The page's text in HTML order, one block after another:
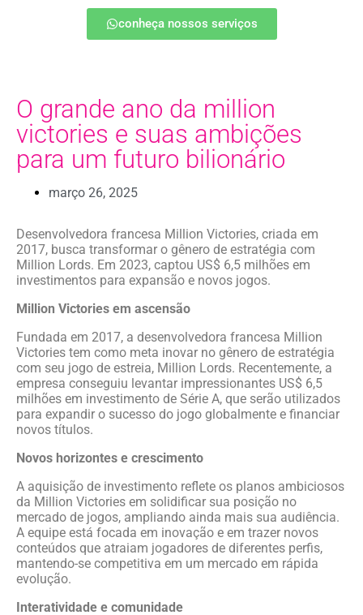
conheça nossos serviços
O grande ano da million
victories e suas ambições
para um futuro bilionário
março 26, 2025
Desenvolvedora francesa Million Victories, criada em
2017, busca transformar o gênero de estratégia com
Million Lords. Em 2023, captou US$ 6,5 milhões em
investimentos para expansão e novos jogos.
Million Victories em ascensão
Fundada em 2017, a desenvolvedora francesa Million
Victories tem como meta inovar no gênero de estratégia
com seu jogo de estreia, Million Lords. Recentemente, a
empresa conseguiu levantar impressionantes US$ 6,5
milhões em investimento de Série A, que serão utilizados
para expandir o sucesso do jogo globalmente e financiar
novos títulos.
Novos horizontes e crescimento
A aquisição de investimento reflete os planos ambiciosos
da Million Victories em solidificar sua posição no
mercado de jogos, ampliando ainda mais sua audiência.
A equipe está focada em inovação e em trazer novos
conteúdos que atraiam jogadores de diferentes perfis,
mantendo-se competitiva em um mercado em rápida
evolução.
Interatividade e comunidade